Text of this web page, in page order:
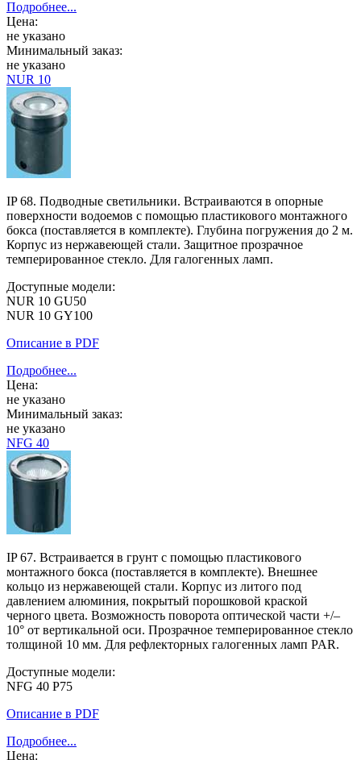
Подробнее...
Цена:
не указано
Минимальный заказ:
не указано
NUR 10
IP 68. Подводные светильники. Встраиваются в опорные
поверхности водоемов с помощью пластикового монтажного
бокса (поставляется в комплекте). Глубина погружения до 2 м.
Корпус из нержавеющей стали. Защитное прозрачное
темперированное стекло. Для галогенных ламп.
Доступные модели:
NUR 10 GU50
NUR 10 GY100
Описание в PDF
Подробнее...
Цена:
не указано
Минимальный заказ:
не указано
NFG 40
IP 67. Встраивается в грунт с помощью пластикового
монтажного бокса (поставляется в комплекте). Внешнее
кольцо из нержавеющей стали. Корпус из литого под
давлением алюминия, покрытый порошковой краской
черного цвета. Возможность поворота оптической части +/–
10° от вертикальной оси. Прозрачное темперированное стекло
толщиной 10 мм. Для рефлекторных галогенных ламп PAR.
Доступные модели:
NFG 40 P75
Описание в PDF
Подробнее...
Цена: